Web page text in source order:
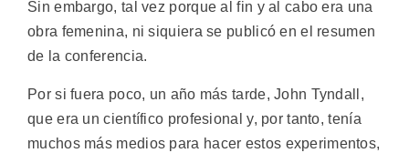
Sin embargo, tal vez porque al fin y al cabo era una
obra femenina, ni siquiera se publicó en el resumen
de la conferencia.
Por si fuera poco, un año más tarde, John Tyndall,
que era un científico profesional y, por tanto, tenía
muchos más medios para hacer estos experimentos,